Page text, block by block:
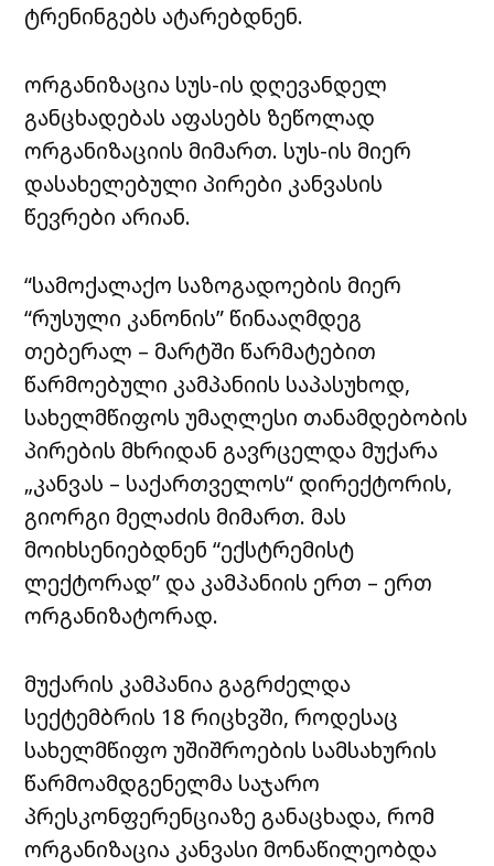
ტრენინგებს ატარებდნენ.
ორგანიზაცია სუს-ის დღევანდელ
განცხადებას აფასებს ზეწოლად
ორგანიზაციის მიმართ. სუს-ის მიერ
დასახელებული პირები კანვასის
წევრები არიან.
“სამოქალაქო საზოგადოების მიერ
“რუსული კანონის” წინააღმდეგ
თებერალ – მარტში წარმატებით
წარმოებული კამპანიის საპასუხოდ,
სახელმწიფოს უმაღლესი თანამდებობის
პირების მხრიდან გავრცელდა მუქარა
„კანვას – საქართველოს“ დირექტორის,
გიორგი მელაძის მიმართ. მას
მოიხსენიებდნენ “ექსტრემისტ
ლექტორად” და კამპანიის ერთ – ერთ
ორგანიზატორად.
მუქარის კამპანია გაგრძელდა
სექტემბრის 18 რიცხვში, როდესაც
სახელმწიფო უშიშროების სამსახურის
წარმოამდგენელმა საჯარო
პრესკონფერენციაზე განაცხადა, რომ
ორგანიზაცია კანვასი მონაწილეობდა